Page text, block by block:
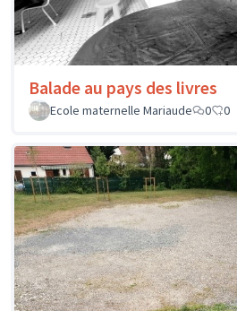
Balade au pays des livres
Ecole maternelle Mariaude
0 0